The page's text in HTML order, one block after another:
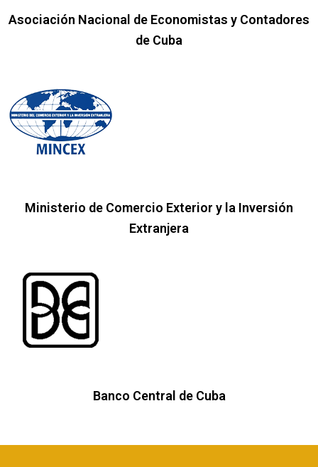
Asociación Nacional de Economistas y Contadores
de Cuba
Ministerio de Comercio Exterior y la Inversión
Extranjera
Banco Central de Cuba